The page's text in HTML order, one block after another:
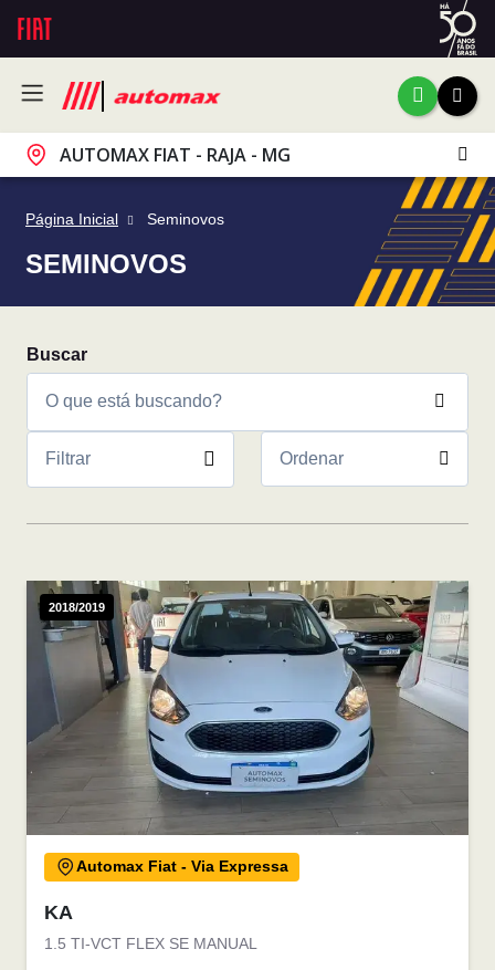
AUTOMAX FIAT - RAJA - MG
Página Inicial Seminovos
SEMINOVOS
Filtrar Ordenar
2018/2019
Automax Fiat - Via Expressa
KA
1.5 TI-VCT FLEX SE MANUAL